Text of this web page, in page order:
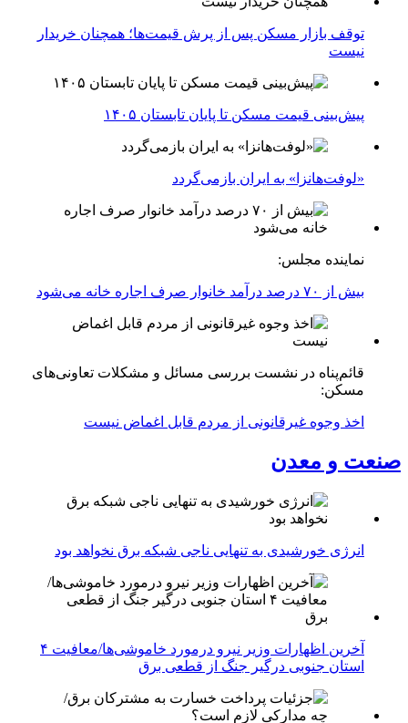
توقف بازار مسکن پس از پرش قیمت‌ها؛ همچنان خریدار
نیست
پیش‌بینی قیمت مسکن تا پایان تابستان ۱۴۰۵
«لوفت‌هانزا» به ایران بازمی‌گردد
نماینده مجلس:
بیش از ۷۰ درصد درآمد خانوار صرف اجاره خانه می‌شود
قائم‌پناه در نشست بررسی مسائل و مشکلات تعاونی‌های
مسکن:
اخذ وجوه غیرقانونی از مردم قابل اغماض نیست
صنعت و معدن
انرژی خورشیدی به تنهایی ناجی شبکه برق نخواهد بود
آخرین اظهارات وزیر نیرو درمورد خاموشی‌ها/معافیت ۴
استان جنوبی درگیر جنگ از قطعی برق